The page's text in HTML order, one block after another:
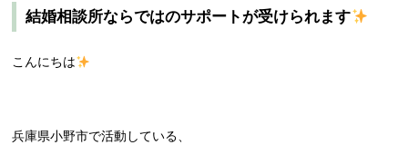
結婚相談所ならではのサポートが受けられます
こんにちは
兵庫県小野市で活動している、